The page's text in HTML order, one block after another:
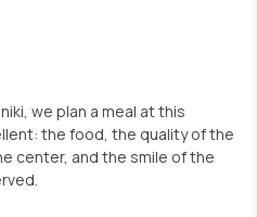
we plan a meal at this
the food, the quality of the
center, and the smile of the